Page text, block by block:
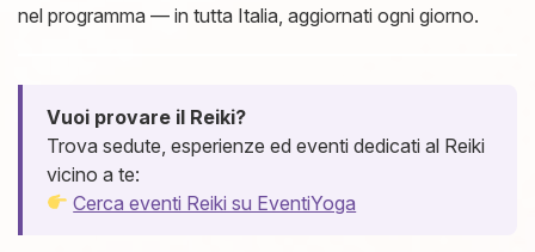
nel programma — in tutta Italia, aggiornati ogni giorno.
Vuoi provare il Reiki?
Trova sedute, esperienze ed eventi dedicati al Reiki
vicino a te:
Cerca eventi Reiki su EventiYoga